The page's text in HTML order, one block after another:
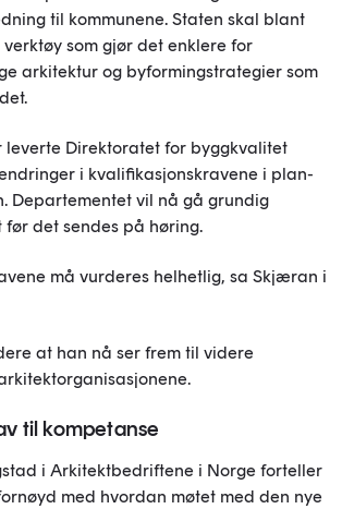
til kommunene. Staten skal blant
som gjør det enklere for
arkitektur og byformingstrategier som
leverte Direktoratet for byggkvalitet
i kvalifikasjonskravene i plan-
Departementet vil nå gå grundig
før det sendes på høring.
må vurderes helhetlig, sa Skjæran i
at han nå ser frem til videre
til kompetanse
i Arkitektbedriftene i Norge forteller
med hvordan møtet med den nye